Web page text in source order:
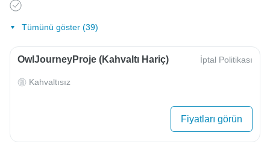
Tümünü göster (39)
OwlJourneyProje (Kahvaltı Hariç) İptal Politikası
Kahvaltısız
Fiyatları görün